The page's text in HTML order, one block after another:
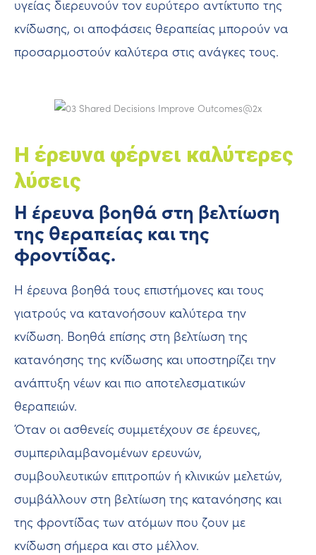
υγείας διερευνούν τον ευρύτερο αντίκτυπο της
κνίδωσης, οι αποφάσεις θεραπείας μπορούν να
προσαρμοστούν καλύτερα στις ανάγκες τους.
Η έρευνα φέρνει καλύτερες
λύσεις
Η έρευνα βοηθά στη βελτίωση
της θεραπείας και της
φροντίδας.
Η έρευνα βοηθά τους επιστήμονες και τους
γιατρούς να κατανοήσουν καλύτερα την
κνίδωση. Βοηθά επίσης στη βελτίωση της
κατανόησης της κνίδωσης και υποστηρίζει την
ανάπτυξη νέων και πιο αποτελεσματικών
θεραπειών.
Όταν οι ασθενείς συμμετέχουν σε έρευνες,
συμπεριλαμβανομένων ερευνών,
συμβουλευτικών επιτροπών ή κλινικών μελετών,
συμβάλλουν στη βελτίωση της κατανόησης και
της φροντίδας των ατόμων που ζουν με
κνίδωση σήμερα και στο μέλλον.